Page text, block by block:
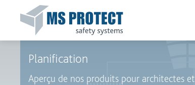
Planification
Aperçu de nos produits pour architectes et